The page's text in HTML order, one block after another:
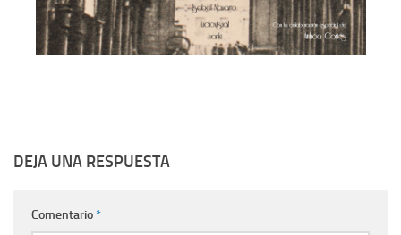
DEJA UNA RESPUESTA
Comentario*